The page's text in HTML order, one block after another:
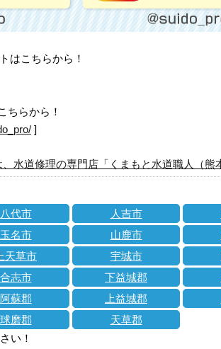
はこちらから！
ちらから！
]
水道修理の専門店「くまもと水道職人（熊
八代市 人吉市
玉名市 山鹿市
上天草市 宇城市
合志市 下益城郡
阿蘇郡 上益城郡
球磨郡
天草郡
い！